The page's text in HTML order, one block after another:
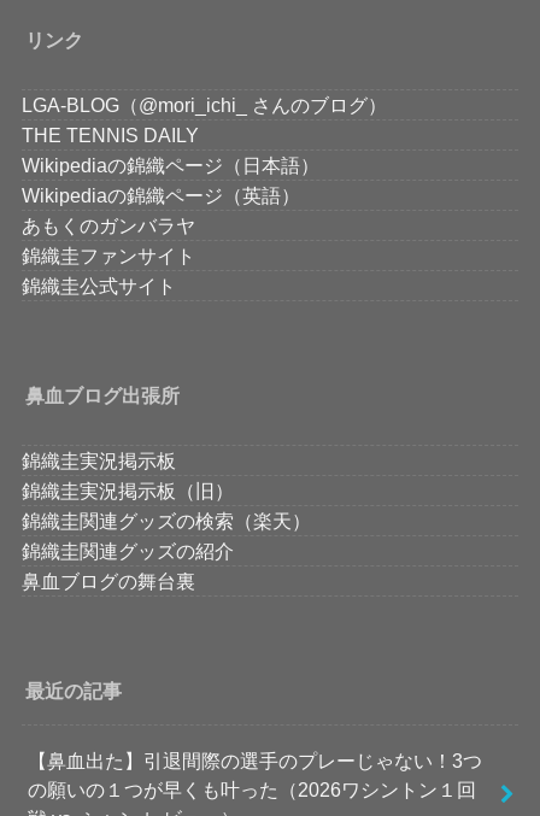
リンク
LGA-BLOG（@mori_ichi_ さんのブログ）
THE TENNIS DAILY
Wikipediaの錦織ページ（日本語）
Wikipediaの錦織ページ（英語）
あもくのガンバラヤ
錦織圭ファンサイト
錦織圭公式サイト
鼻血ブログ出張所
錦織圭実況掲示板
錦織圭実況掲示板（旧）
錦織圭関連グッズの検索（楽天）
錦織圭関連グッズの紹介
鼻血ブログの舞台裏
最近の記事
【鼻血出た】引退間際の選手のプレーじゃない！3つ
の願いの１つが早くも叶った（2026ワシントン１回